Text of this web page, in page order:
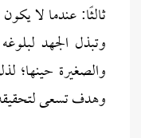
ثالثًا: عندما لا
وتبذل الجهد
والصغيرة حينها؛
وهدف تسعى